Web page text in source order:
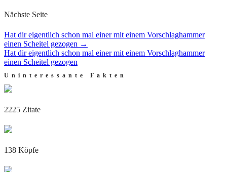
Nächste Seite
Hat dir eigentlich schon mal einer mit einem Vorschlaghammer
einen Scheitel gezogen →
Hat dir eigentlich schon mal einer mit einem Vorschlaghammer
einen Scheitel gezogen
Uninteressante Fakten
2225 Zitate
138 Köpfe